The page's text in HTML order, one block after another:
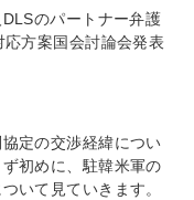
のパートナー弁護
方案国会討論会発表
定の交渉経緯につい
初めに、駐韓米軍の
いて見ていきます。